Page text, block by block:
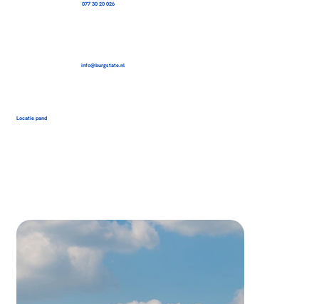
077 30 20 026
info@burgstate.nl
Locatie pand